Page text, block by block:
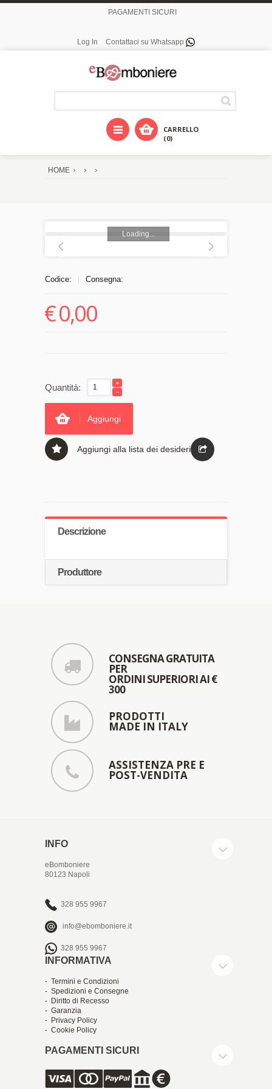
PAGAMENTI SICURI
Log In Contattaci su Whatsapp
CARRELLO
(0)
HOME
Loading...
Codice: Consegna:
€0,00
Quantità:
Aggiungi
Aggiungi alla lista dei desideri
Descrizione
Produttore
CONSEGNA GRATUITA
PER
ORDINI SUPERIORI AI €
300
PRODOTTI
MADE IN ITALY
ASSISTENZA PRE E
POST-VENDITA
INFO
eBomboniere
80123 Napoli
328 955 9967
info@ebomboniere.it
328 955 9967
INFORMATIVA
- Termini e Condizioni
- Spedizioni e Consegne
- Diritto di Recesso
- Garanzia
- Privacy Policy
- Cookie Policy
PAGAMENTI SICURI